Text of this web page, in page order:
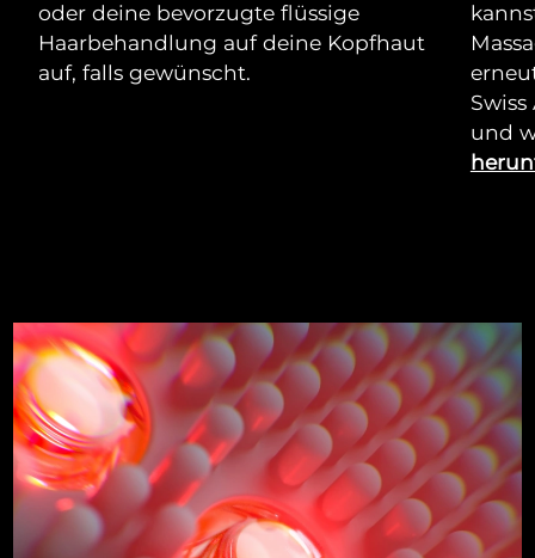
oder deine bevorzugte flüssige
Haarbehandlung auf deine Kopfhaut
auf, falls gewünscht.
und